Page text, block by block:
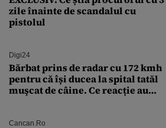
unică
zile înainte de scandalul cu
pistolul
Digi24
Bărbat prins de radar cu 172 kmh
pentru că își ducea la spital tatăl
muşcat de câine. Ce reacție au
Cancan.ro